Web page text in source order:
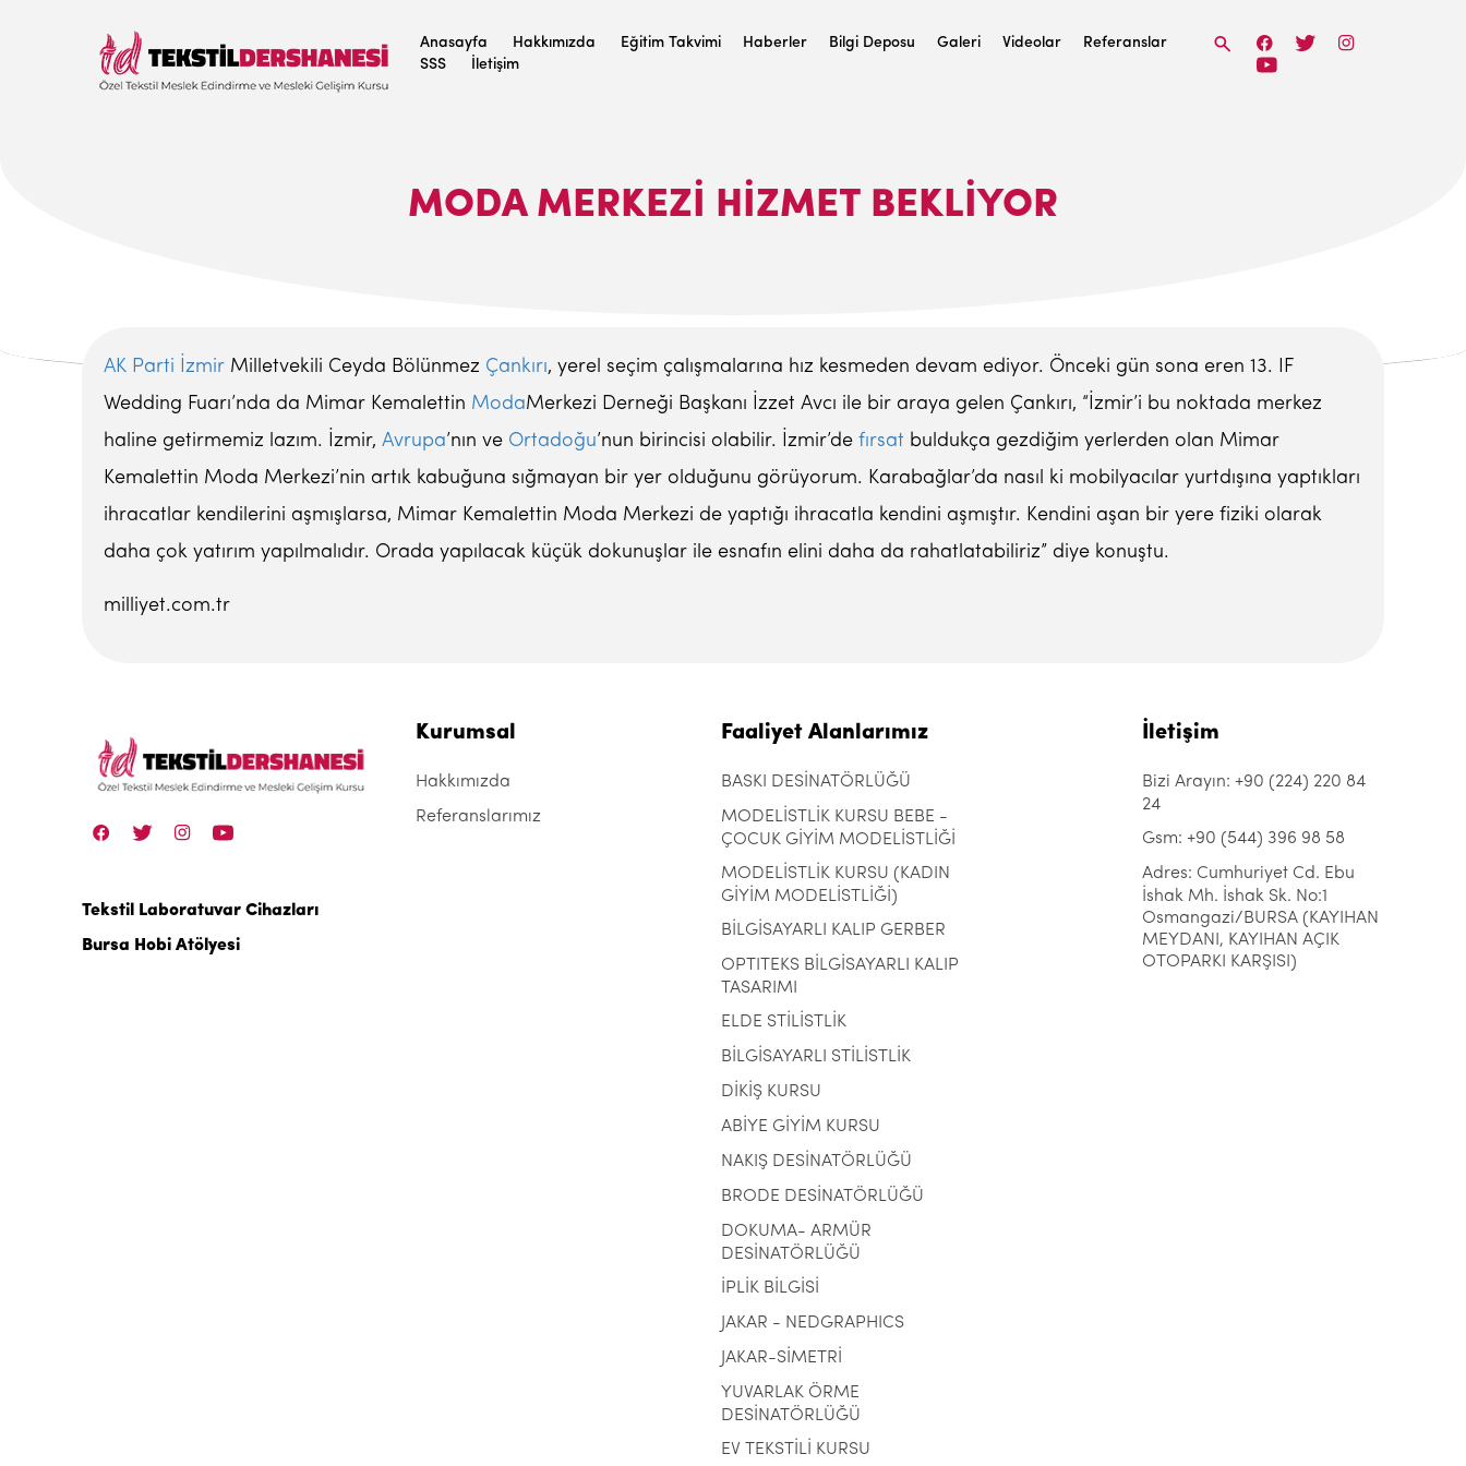
Anasayfa Hakkımızda Eğitim Takvimi Haberler Bilgi Deposu Galeri Videolar
Referanslar
SSS
İletişim
MODA MERKEZI HIZMET BEKLIYOR
AK Parti İzmir Milletvekili Ceyda Bölünmez Çankırı, yerel seçim çalışmalarına hız kesmeden devam ediyor. Önceki gün sona eren 13. IF
Wedding Fuarı’nda da Mimar Kemalettin ModaMerkezi Derneği Başkanı İzzet Avcı ile bir araya gelen Çankırı, “İzmir’i bu noktada merkez
haline getirmemiz lazım. İzmir, Avrupa’nın ve Ortadoğu’nun birincisi olabilir. İzmir’de fırsat buldukça gezdiğim yerlerden olan Mimar
Kemalettin Moda Merkezi’nin artık kabuğuna sığmayan bir yer olduğunu görüyorum. Karabağlar’da nasıl ki mobilyacılar yurtdışına yaptıkları
ihracatlar kendilerini aşmışlarsa, Mimar Kemalettin Moda Merkezi de yaptığı ihracatla kendini aşmıştır. Kendini aşan bir yere fiziki olarak
daha çok yatırım yapılmalıdır. Orada yapılacak küçük dokunuşlar ile esnafın elini daha da rahatlatabiliriz” diye konuştu.
milliyet.com.tr
Tekstil Laboratuvar Cihazları
Bursa Hobi Atölyesi
Kurumsal
Hakkımızda
Referanslarımız
Faaliyet Alanlarımız
BASKI DESİNATÖRLÜĞÜ
MODELİSTLİK KURSU BEBE -
ÇOCUK GİYİM MODELİSTLİĞİ
MODELİSTLİK KURSU (KADIN
GİYİM MODELİSTLİĞİ)
BİLGİSAYARLI KALIP GERBER
OPTITEKS BİLGİSAYARLI KALIP
TASARIMI
ELDE STİLİSTLİK
BİLGİSAYARLI STİLİSTLİK
DİKİŞ KURSU
ABİYE GİYİM KURSU
NAKIŞ DESİNATÖRLÜĞÜ
BRODE DESİNATÖRLÜĞÜ
DOKUMA- ARMÜR
DESİNATÖRLÜĞÜ
İPLİK BİLGİSİ
JAKAR - NEDGRAPHICS
JAKAR-SİMETRİ
YUVARLAK ÖRME
DESİNATÖRLÜĞÜ
EV TEKSTİLİ KURSU
İletişim
Bizi Arayın: +90 (224) 220 84
24
Gsm: +90 (544) 396 98 58
Adres: Cumhuriyet Cd. Ebu
İshak Mh. İshak Sk. No:1
Osmangazi/BURSA (KAYIHAN
MEYDANI, KAYIHAN AÇIK
OTOPARKI KARŞISI)